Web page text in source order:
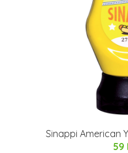
Sinappi American
59